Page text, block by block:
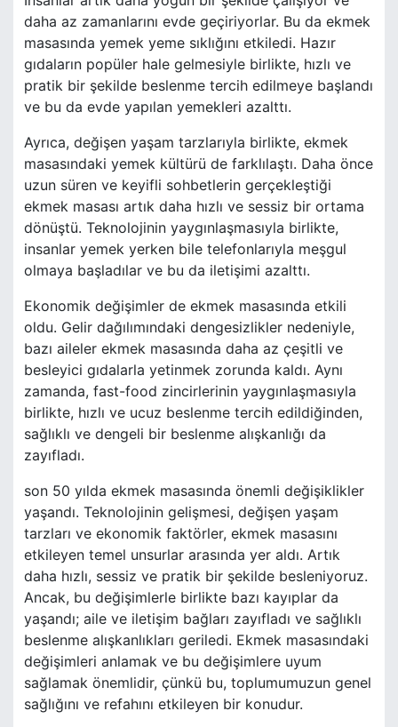
daha az zamanlarını evde geçiriyorlar. Bu da ekmek
masasında yemek yeme sıklığını etkiledi. Hazır
gıdaların popüler hale gelmesiyle birlikte, hızlı ve
pratik bir şekilde beslenme tercih edilmeye başlandı
ve bu da evde yapılan yemekleri azalttı.
Ayrıca, değişen yaşam tarzlarıyla birlikte, ekmek
masasındaki yemek kültürü de farklılaştı. Daha önce
uzun süren ve keyifli sohbetlerin gerçekleştiği
ekmek masası artık daha hızlı ve sessiz bir ortama
dönüştü. Teknolojinin yaygınlaşmasıyla birlikte,
insanlar yemek yerken bile telefonlarıyla meşgul
olmaya başladılar ve bu da iletişimi azalttı.
Ekonomik değişimler de ekmek masasında etkili
oldu. Gelir dağılımındaki dengesizlikler nedeniyle,
bazı aileler ekmek masasında daha az çeşitli ve
besleyici gıdalarla yetinmek zorunda kaldı. Aynı
zamanda, fast-food zincirlerinin yaygınlaşmasıyla
birlikte, hızlı ve ucuz beslenme tercih edildiğinden,
sağlıklı ve dengeli bir beslenme alışkanlığı da
zayıfladı.
son 50 yılda ekmek masasında önemli değişiklikler
yaşandı. Teknolojinin gelişmesi, değişen yaşam
tarzları ve ekonomik faktörler, ekmek masasını
etkileyen temel unsurlar arasında yer aldı. Artık
daha hızlı, sessiz ve pratik bir şekilde besleniyoruz.
Ancak, bu değişimlerle birlikte bazı kayıplar da
yaşandı; aile ve iletişim bağları zayıfladı ve sağlıklı
beslenme alışkanlıkları geriledi. Ekmek masasındaki
değişimleri anlamak ve bu değişimlere uyum
sağlamak önemlidir, çünkü bu, toplumumuzun genel
sağlığını ve refahını etkileyen bir konudur.